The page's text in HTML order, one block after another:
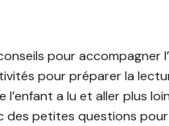
pour accompagner
pour préparer la
a lu et aller plus
des petites questions